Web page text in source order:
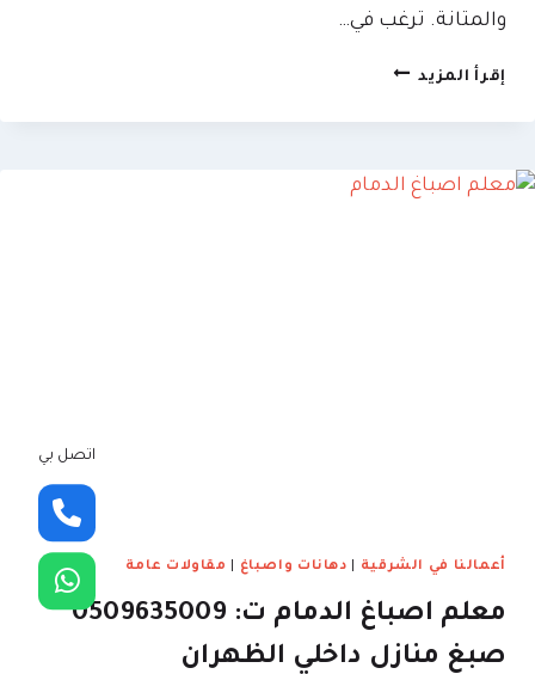
والمتانة. ترغب في…
إقرأ المزيد مقاول
الخبر
0509635009
أعمالنا في الشرقية دهانات واصباغ مقاولات عامة
معلم اصباغ الدمام ت: 0509635009
صبغ منازل داخلي الظهران
اتصل بي